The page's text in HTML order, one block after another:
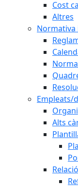
Cost
Altres
Normativa
Empleats/
Alts